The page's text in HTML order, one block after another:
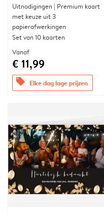
Uitnodigingen | Premium kaart
met keuze uit 3
papierafwerkingen
Set van 10 kaarten
Vanaf
€ 11,99
offers Elke dag lage prijzen